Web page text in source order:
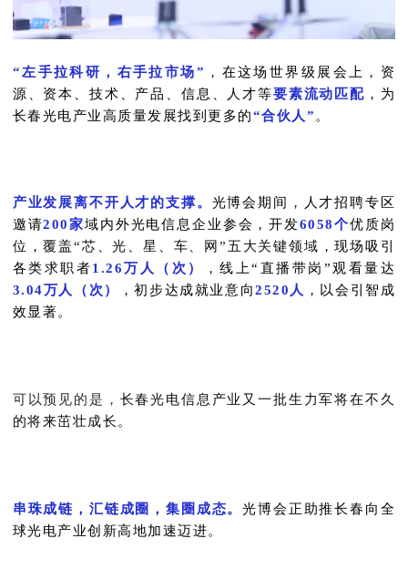
“左手拉科研，右手拉市场” ，在这场世界级展会上，资
源、资本、技术、产品、信息、人才等要素流动匹配 ，为
长春光电产业高质量发展找到更多的“合伙人” 。
产业发展离不开人才的支撑。 光博会期间，人才招聘专区
邀请200家域内外光电信息企业参会，开发6058个优质岗
位，覆盖“芯、光、星、车、网”五大关键领域 ，现场吸引
各类求职者1.26万人（次）
，线上“直播带岗”观看量达
3.04万人（次）
，初步达成就业意向2520人 ，以会引智成
效显著。
可以预见的是， 长春光电信息产业又一批生力军将在不久
的将来茁壮成长。
串珠成链，汇链成圈，集圈成态。光博会正助推长春向全
球光电产业创新高地加速迈进。